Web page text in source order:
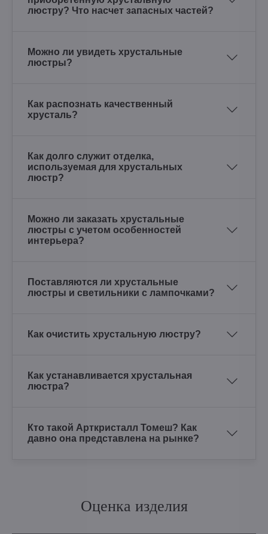
люстру? Что насчет запасных частей?
Можно ли увидеть хрустальные
люстры?
Как распознать качественный
хрусталь?
Как долго служит отделка,
используемая для хрустальных
люстр?
Можно ли заказать хрустальные
люстры с учетом особенностей
интерьера?
Поставляются ли хрустальные
люстры и светильники с лампочками?
Как очистить хрустальную люстру?
Как устанавливается хрустальная
люстра?
Кто такой Арткристалл Томеш? Как
давно она представлена на рынке?
Оценка изделия